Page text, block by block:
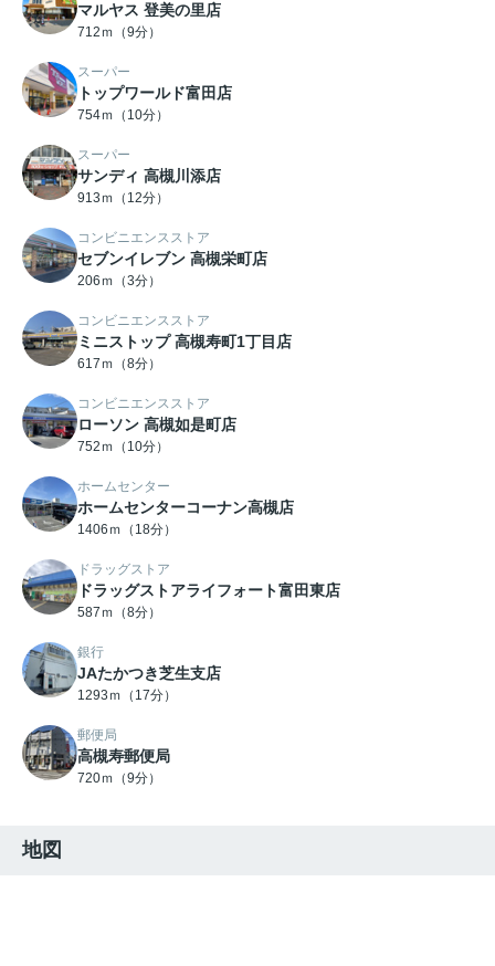
マルヤス 登美の里店
712ｍ（9分）
スーパー
トップワールド富田店
754ｍ（10分）
スーパー
サンディ 高槻川添店
913ｍ（12分）
コンビニエンスストア
セブンイレブン 高槻栄町店
206ｍ（3分）
コンビニエンスストア
ミニストップ 高槻寿町1丁目店
617ｍ（8分）
コンビニエンスストア
ローソン 高槻如是町店
752ｍ（10分）
ホームセンター
ホームセンターコーナン高槻店
1406ｍ（18分）
ドラッグストア
ドラッグストアライフォート富田東店
587ｍ（8分）
銀行
JAたかつき芝生支店
1293ｍ（17分）
郵便局
高槻寿郵便局
720ｍ（9分）
地図